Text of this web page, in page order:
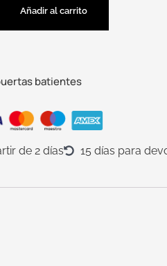
Añadir al carrito
batientes
de 2 días
15 días para